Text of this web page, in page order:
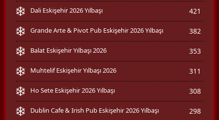
Dali Eskişehir 2026 Yılbaşı 421
Grande Arte & Pivot Pub Eskişehir 2026 Yılbaşı 382
Balat Eskişehir Yılbaşı 2026 353
Muhtelif Eskişehir Yılbaşı 2026 311
Ho Sete Eskişehir 2026 Yılbaşı 308
Dublin Cafe & Irish Pub Eskişehir 2026 Yılbaşı 298